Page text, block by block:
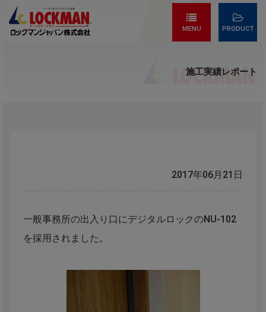
MENU PRODUCT
施工実績レポート
2017年06月21日
一般事務所の出入り口にデジタルロックのNU-102
を採用されました。